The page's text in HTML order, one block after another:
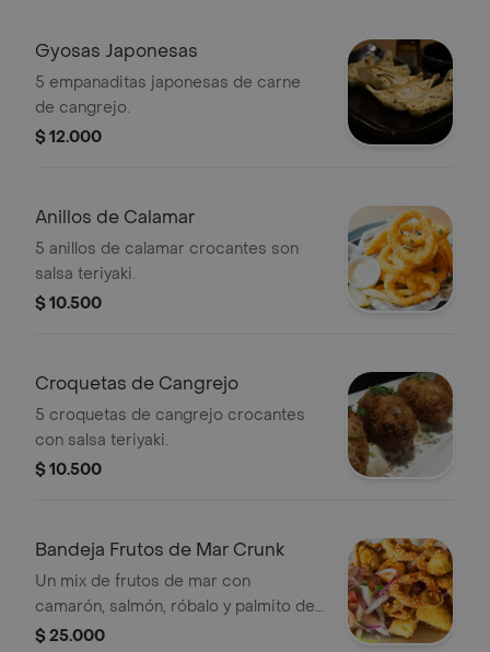
Gyosas Japonesas
5 empanaditas japonesas de carne
de cangrejo.
$ 12.000
Anillos de Calamar
5 anillos de calamar crocantes son
salsa teriyaki.
$ 10.500
Croquetas de Cangrejo
5 croquetas de cangrejo crocantes
con salsa teriyaki.
$ 10.500
Bandeja Frutos de Mar Crunk
Un mix de frutos de mar con
camarón, salmón, róbalo y palmito de
cangrejo apanado acompañado con
$ 25.000